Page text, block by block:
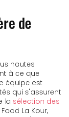
de
hautes
à ce que
équipe est
qui s'assurent
la sélection des
La Kour,